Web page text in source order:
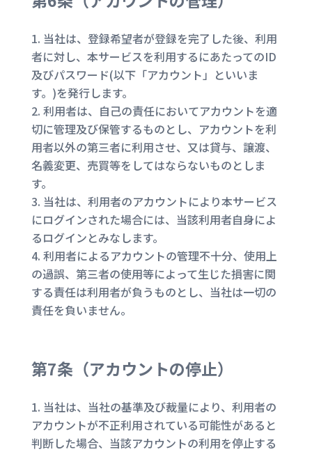
当社は、登録希望者が登録を完了した後、利用
者に対し、本サービスを利用するにあたってのID
及びパスワード(以下「アカウント」といいま
す。)を発行します。
利用者は、自己の責任においてアカウントを適
切に管理及び保管するものとし、アカウントを利
用者以外の第三者に利用させ、又は貸与、譲渡、
名義変更、売買等をしてはならないものとしま
す。
当社は、利用者のアカウントにより本サービス
にログインされた場合には、当該利用者自身によ
るログインとみなします。
利用者によるアカウントの管理不十分、使用上
の過誤、第三者の使用等によって生じた損害に関
する責任は利用者が負うものとし、当社は一切の
責任を負いません。
第7条（アカウントの停止）
当社は、当社の基準及び裁量により、利用者の
アカウントが不正利用されている可能性があると
判断した場合、当該アカウントの利用を停止する